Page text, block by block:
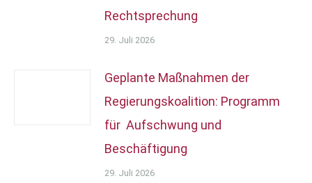
Rechtsprechung
29. Juli 2026
Geplante Maßnahmen der
Regierungskoalition: Programm
für Aufschwung und
Beschäftigung
29. Juli 2026